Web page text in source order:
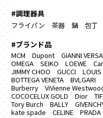
#調理器具
フライパン 茶器 鍋 包丁
#ブランド品
MCM Dupont GIANNI
OMEGA
SEIKO LOEWE
JIMMY CHOO
GUCCI LOUIS
BOTTEGA VENETA
BVLGARI
Burberry
ViVienne
COCOCELUX GOLD
Dior
Tory Burch
BALLY
kate spade
CELINE PRADA